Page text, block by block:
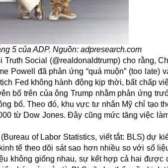
5 của ADP. Nguồn: adpresearch.com
Social (@realdonaldtrump) cho rằng,
Powell đã phản ứng “quá muộn” (too late)
Fed không hành động kịp thời, bất chấp
bố trên của ông Trump nhằm phản ứng
bố. Theo đó, khu vực tư nhân Mỹ chỉ tạo
từ Dow Jones. Đây cũng mức tăng việc
of Labor Statistics, viết tắt: BLS) dự
tế theo dõi sát sao hơn nhiều so với số
không giống nhau, sự kết hợp cả hai được